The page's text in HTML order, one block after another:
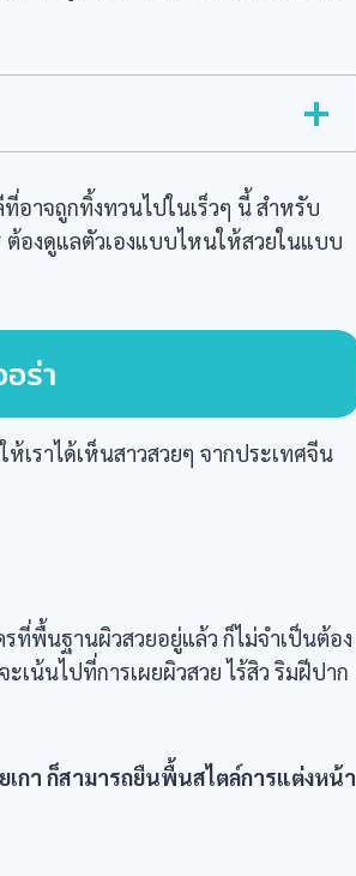
อาจถูกทิ้งทวนไปในเร็วๆ นี้ สำหรับ
ต้องดูแลตัวเองแบบไหนให้สวยในแบบ
ร่า
เราได้เห็นสาวสวยๆ จากประเทศจีน
ที่พื้นฐานผิวสวยอยู่แล้ว ก็ไม่จำเป็นต้อง
เน้นไปที่การเผยผิวสวย ไร้สิว ริมฝีปาก
กา ก็สามารถยืนพื้นสไตล์การแต่งหน้า